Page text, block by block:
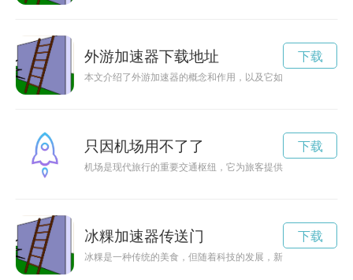
外游加速器下载地址
本文介绍了外游加速器的概念和作用，以及它如何让旅行变得更
下载
只因机场用不了了
机场是现代旅行的重要交通枢纽，它为旅客提供便捷的服务和
下载
冰粿加速器传送门
冰粿是一种传统的美食，但随着科技的发展，新的创新技术——
下载